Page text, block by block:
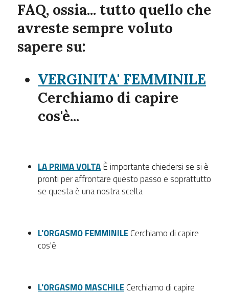
FAQ, ossia... tutto quello che
avreste sempre voluto
sapere su:
VERGINITA' FEMMINILE
Cerchiamo di capire
cos'è...
LA PRIMA VOLTAÈ importante chiedersi se si è
pronti per affrontare questo passo e soprattutto
se questa è una nostra scelta
L'ORGASMO FEMMINILECerchiamo di capire
cos'è
L'ORGASMO MASCHILECerchiamo di capire